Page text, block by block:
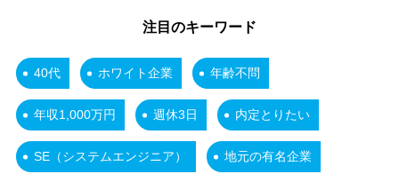
注目のキーワード
40代 ホワイト企業 年齢不問
年収1,000万円 週休3日 内定とりたい
SE（システムエンジニア） 地元の有名企業